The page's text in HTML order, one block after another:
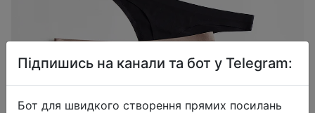
Підпишись на канали та бот у Telegram:
Бот для швидкого створення прямих посилань